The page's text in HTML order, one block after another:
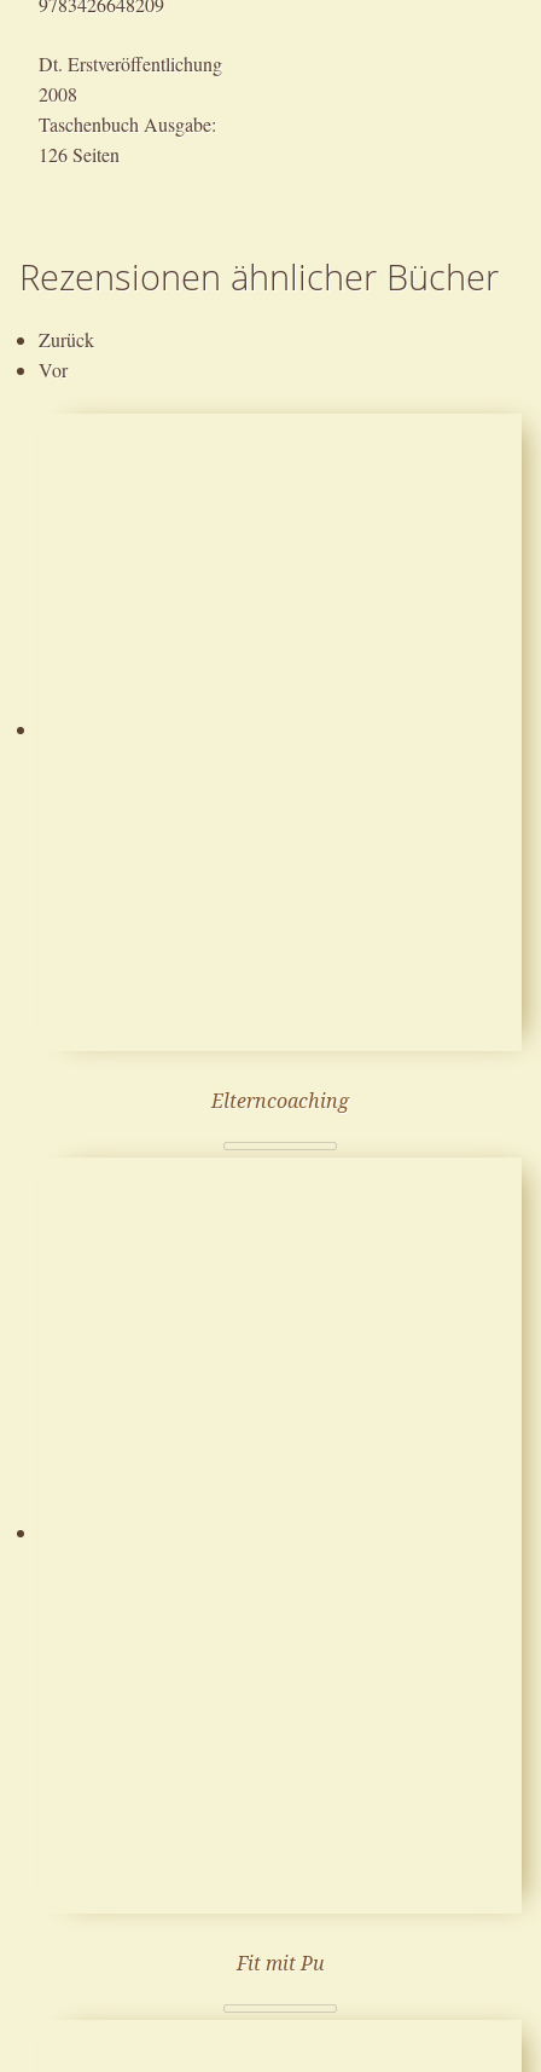
Dt. Erstveröffentlichung
2008
Taschenbuch Ausgabe:
126 Seiten
Rezensionen ähnlicher Bücher
Zurück
Vor
Elterncoaching
Fit mit Pu